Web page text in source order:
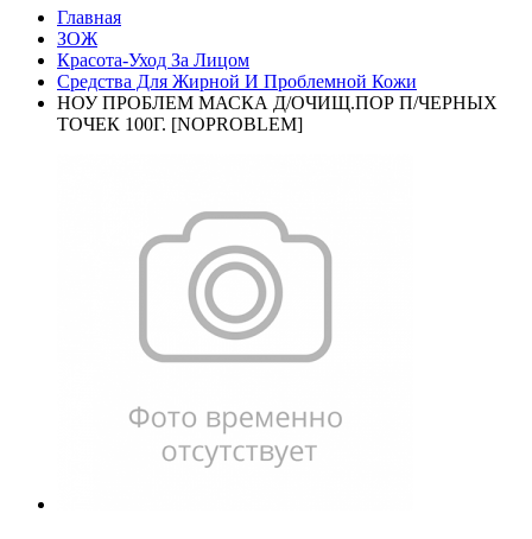
Главная
ЗОЖ
Красота-Уход За Лицом
Средства Для Жирной И Проблемной Кожи
НОУ ПРОБЛЕМ МАСКА Д/ОЧИЩ.ПОР П/ЧЕРНЫХ
ТОЧЕК 100Г. [NOPROBLEM]